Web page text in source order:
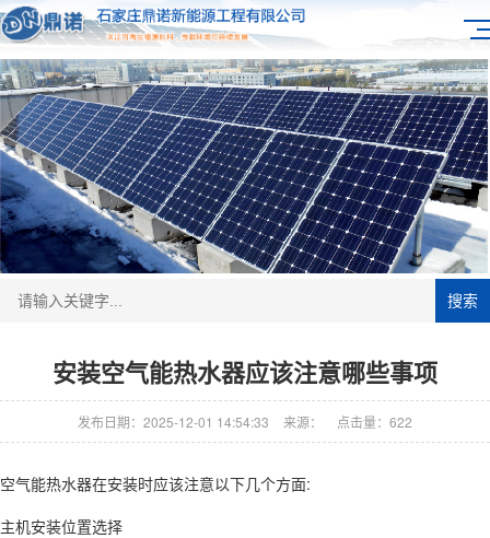
搜索
安装空气能热水器应该注意哪些事项
发布日期：2025-12-01 14:54:33 来源： 点击量：622
空气能热水器在安装时应该注意以下几个方面:
主机安装位置选择